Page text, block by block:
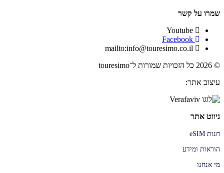
שמרו על קשר
Youtube
Facebook
mailto:info@touresimo.co.il
© 2026 כל הזכויות שמורות ל־touresimo
עיצוב אתר:
ניווט אתר
חנות eSIM
הוראות ומידע
מי אנחנו